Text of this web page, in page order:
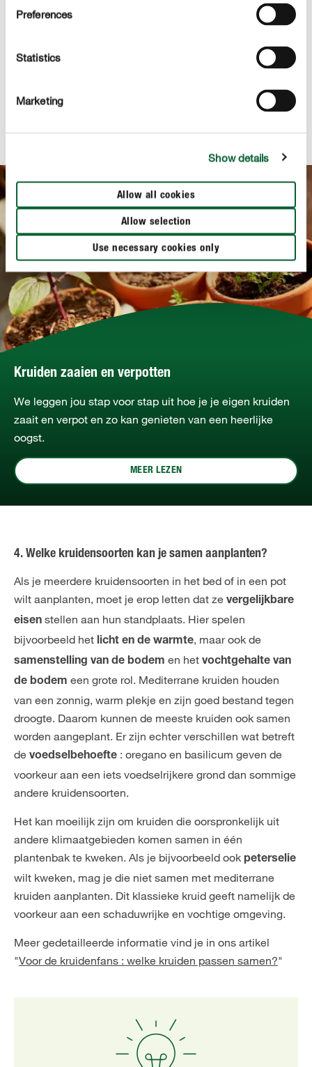
Preferences
Statistics
Marketing
Show details
Allow all cookies
Allow selection
Use necessary cookies only
planten onvoldoende ruimte hebben om hun wortels te
ontwikkelen. Verpot je kruiden daarom zo snel mogelijk
en zorg ervoor dat de
planten niet de dicht bij elkaar worden geplant.
Meer tips over hoe je moet omgaan met aangekochte
kruiden vind je in ons artikel "
Kruiden zaaien en verpotten
We leggen jou stap voor stap uit hoe je je eigen kruiden
zaait en verpot en zo kan genieten van een heerlijke
oogst.
MEER LEZEN
4. Welke kruidensoorten kan je samen aanplanten?
Als je meerdere kruidensoorten in het bed of in een pot
wilt aanplanten, moet je erop letten dat ze vergelijkbare
eisen stellen aan hun standplaats. Hier spelen
bijvoorbeeld het licht en de warmte, maar ook de
samenstelling van de bodem en het vochtgehalte van
de bodem een grote rol. Mediterrane kruiden houden
van een zonnig, warm plekje en zijn goed bestand tegen
droogte. Daarom kunnen de meeste kruiden ook samen
worden aangeplant. Er zijn echter verschillen wat betreft
de voedselbehoefte : oregano en basilicum geven de
voorkeur aan een iets voedselrijkere grond dan sommige
andere kruidensoorten.
Het kan moeilijk zijn om kruiden die oorspronkelijk uit
andere klimaatgebieden komen samen in één
plantenbak te kweken. Als je bijvoorbeeld ook peterselie
wilt kweken, mag je die niet samen met mediterrane
kruiden aanplanten. Dit klassieke kruid geeft namelijk de
voorkeur aan een schaduwrijke en vochtige omgeving.
Meer gedetailleerde informatie vind je in ons artikel
"Voor de kruidenfans : welke kruiden passen samen?"